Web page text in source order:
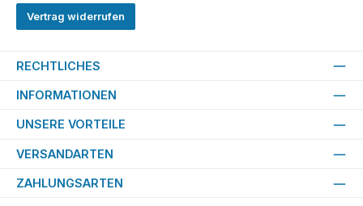
Vertrag widerrufen
RECHTLICHES
INFORMATIONEN
UNSERE VORTEILE
VERSANDARTEN
ZAHLUNGSARTEN